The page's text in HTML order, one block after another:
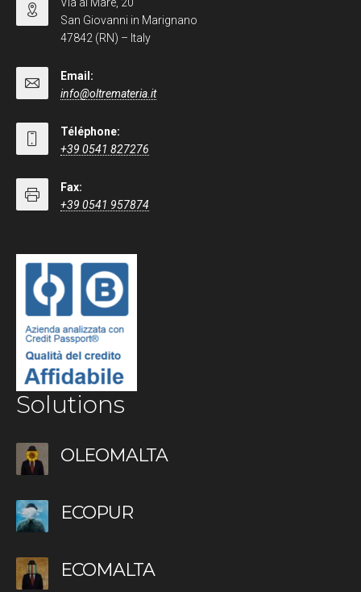
San Giovanni in Marignano
47842 (RN) – Italy
Email:
info@oltremateria.it
Téléphone:
+39 0541 827276
Fax:
+39 0541 957874
Solutions
OLEOMALTA
ECOPUR
ECOMALTA